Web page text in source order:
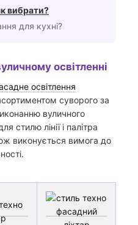
вибрати?
для кухні?
освітленні
освітлення
суворого за
вуличного
стилю лінії і палітра
виконується вимога до